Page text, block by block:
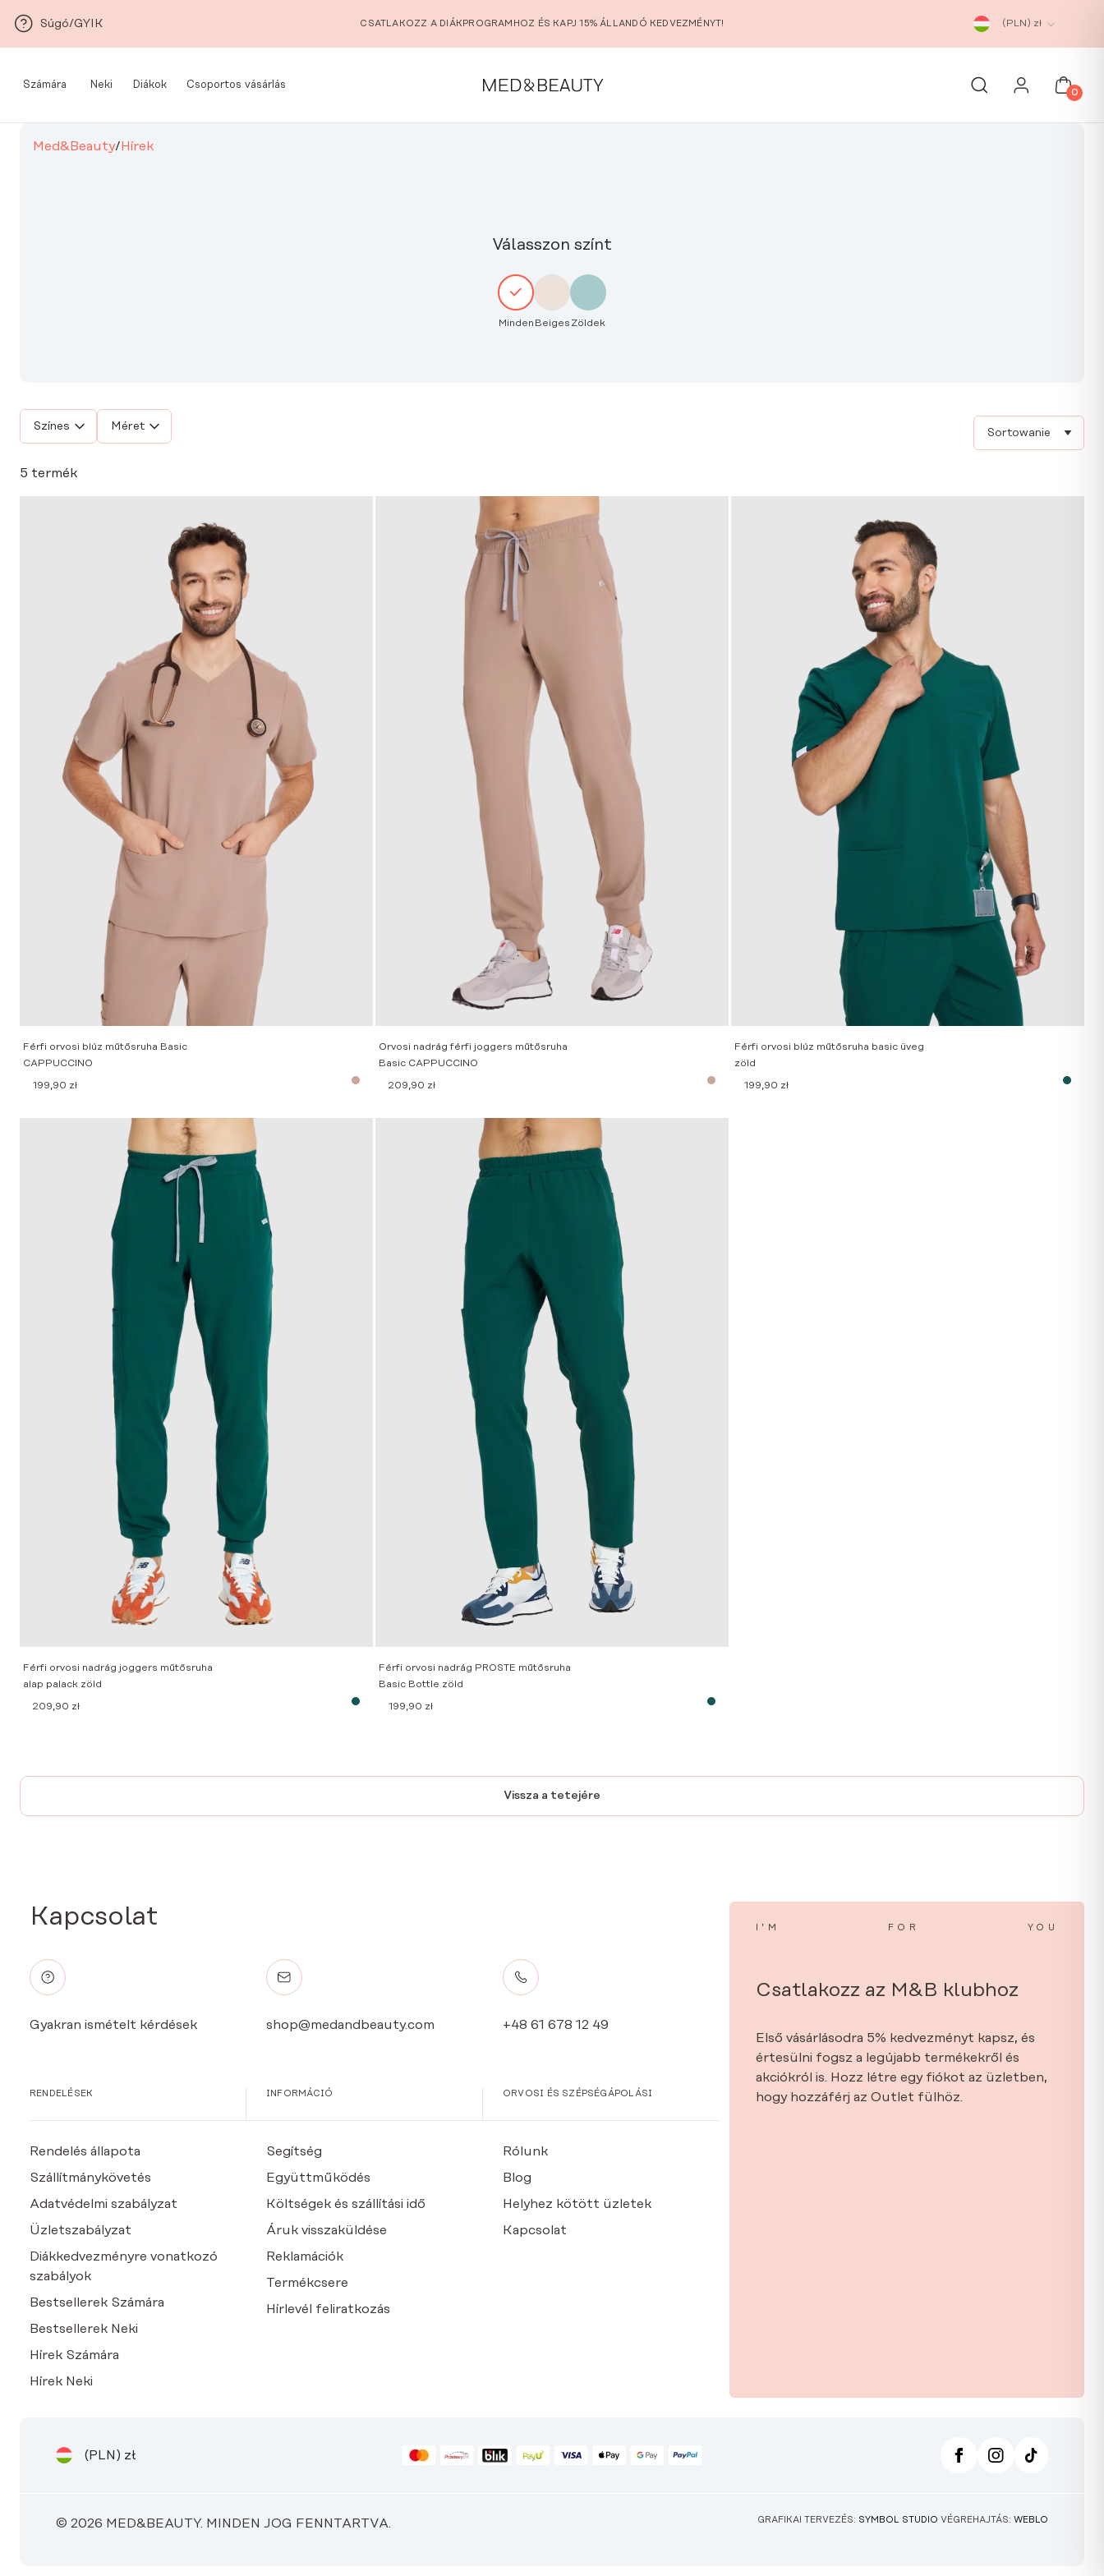
Súgó/GYIK CSATLAKOZZ A DIÁKPROGRAMHOZ ÉS KAPJ 15% ÁLLANDÓ KEDVEZMÉNYT! (PLN) zł
Számára Neki Diákok Csoportos vásárlás
0
Med&Beauty/Hírek
Válasszon színt
Minden Beiges Zöldek
Színes Méret Sort products
5 termék
Férfi orvosi blúz műtősruha Basic
CAPPUCCINO
199,90 zł
Orvosi nadrág férfi joggers műtősruha
Basic CAPPUCCINO
209,90 zł
Férfi orvosi blúz műtősruha basic üveg
zöld
199,90 zł
Férfi orvosi nadrág joggers műtősruha
alap palack zöld
209,90 zł
Férfi orvosi nadrág PROSTE műtősruha
Basic Bottle zöld
199,90 zł
Vissza a tetejére
Kapcsolat
Gyakran ismételt kérdések shop@medandbeauty.com +48 61 678 12 49
RENDELÉSEK
Rendelés állapota
Szállítmánykövetés
Adatvédelmi szabályzat
Üzletszabályzat
Diákkedvezményre vonatkozó
szabályok
Bestsellerek Számára
Bestsellerek Neki
Hírek Számára
Hírek Neki
INFORMÁCIÓ
Segítség
Együttműködés
Költségek és szállítási idő
Áruk visszaküldése
Reklamációk
Termékcsere
Hírlevél feliratkozás
ORVOSI ÉS SZÉPSÉGÁPOLÁSI
Rólunk
Blog
Helyhez kötött üzletek
Kapcsolat
I’M FOR YOU
Csatlakozz az M&B klubhoz
Első vásárlásodra 5% kedvezményt kapsz, és
értesülni fogsz a legújabb termékekről és
akciókról is. Hozz létre egy fiókot az üzletben,
hogy hozzáférj az Outlet fülhöz.
(PLN) zł
© 2026 MED&BEAUTY. MINDEN JOG FENNTARTVA. GRAFIKAI TERVEZÉS: SYMBOL STUDIO VÉGREHAJTÁS: WEBLO